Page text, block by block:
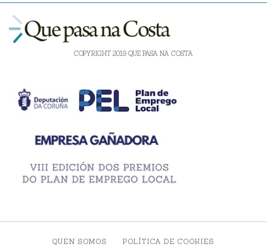
COPYRIGHT 2019 QUE PASA NA COSTA
QUEN SOMOS POLÍTICA DE COOKIES